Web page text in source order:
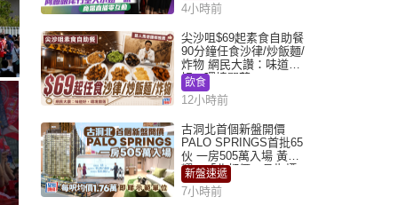
4小時前
尖沙咀$69起素食自助餐
90分鐘任食沙律/炒飯麵/
炸物 網民大讚：味道
好，環境闊落
飲食
12小時前
古洞北首個新盤開價
PALO SPRINGS首批65
伙 一房505萬入場 黃光
耀：「北都價」具指標
作用
新盤速遞
7小時前